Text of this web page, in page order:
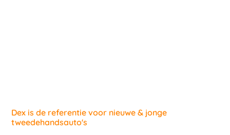
Dex is de referentie voor nieuwe & jonge
tweedehandsauto's